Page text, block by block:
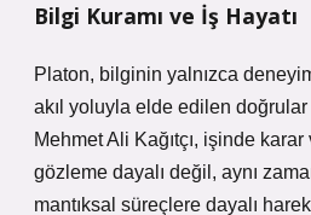
Bilgi Kuramı ve İş Hayatı
Platon, bilginin yalnızca
akıl yoluyla elde edilen
Mehmet Ali Kağıtçı, işinde
gözleme dayalı değil, aynı
mantıksal süreçlere dayalı